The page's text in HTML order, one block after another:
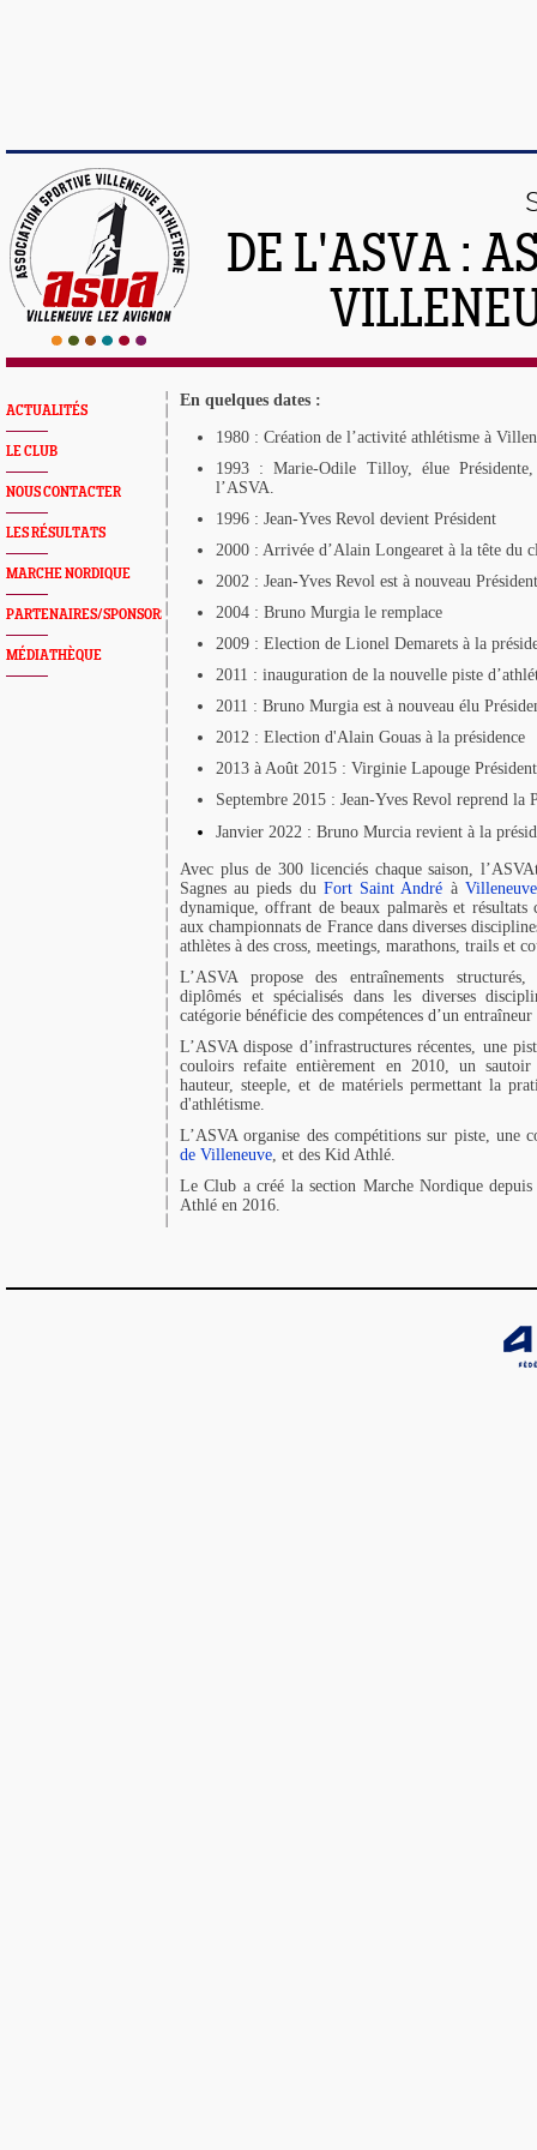
DE L'ASVA :
ACTUALITÉS
LE CLUB
NOUS CONTACTER
LES RÉSULTATS
MARCHE NORDIQUE
PARTENAIRES/SPONSORS
MÉDIATHÈQUE
En quelques dates :
1980 : Création de l’activité athlétisme à
1993 : Marie-Odile Tilloy, élue
l’ASVA.
1996 : Jean-Yves Revol devient Président
2000 : Arrivée d’Alain Longearet à la tête du
2002 : Jean-Yves Revol est à nouveau Président
2004 : Bruno Murgia le remplace
2009 : Election de Lionel Demarets à la
2011 : inauguration de la nouvelle piste
2011 : Bruno Murgia est à nouveau élu
2012 : Election d'Alain Gouas à la présidence
2013 à Août 2015 : Virginie Lapouge
Septembre 2015 : Jean-Yves Revol reprend la
Janvier 2022 : Bruno Murcia revient à la
Avec plus de 300 licenciés chaque saison,
Sagnes au pieds du Fort Saint André à
dynamique, offrant de beaux palmarès et résultats
aux championnats de France dans diverses
athlètes à des cross, meetings, marathons, trails et
L’ASVA propose des entraînements
diplômés et spécialisés dans les diverses
catégorie bénéficie des compétences d’un
L’ASVA dispose d’infrastructures récentes, une
couloirs refaite entièrement en 2010, un
hauteur, steeple, et de matériels permettant la
d'athlétisme.
L’ASVA organise des compétitions sur piste, une
de Villeneuve, et des Kid Athlé.
Le Club a créé la section Marche Nordique
Athlé en 2016.